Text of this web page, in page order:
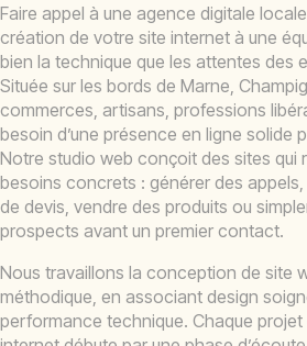
Faire appel à une agence digitale
création de votre site internet à une
bien la technique que les attentes des
Située sur les bords de Marne,
commerces, artisans, professions
besoin d’une présence en ligne solide
Notre studio web conçoit des sites qui
besoins concrets : générer des
de devis, vendre des produits ou
prospects avant un premier contact.
Nous travaillons la conception de site
méthodique, en associant design
performance technique. Chaque